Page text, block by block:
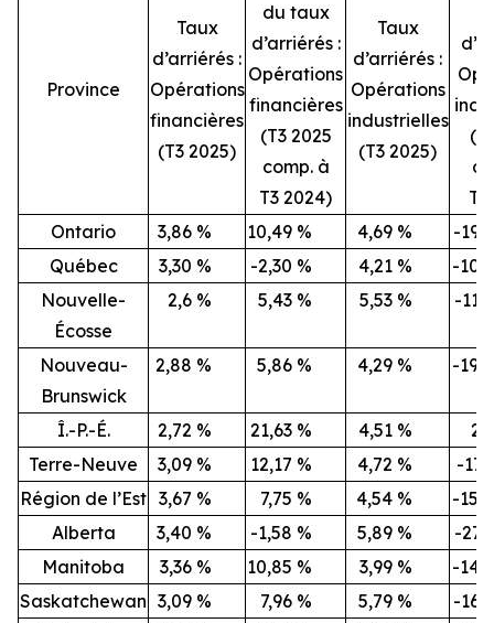
Province
Taux
d’arriérés :
Opérations
financières
(T3 2025)
du taux
d’arriérés :
Opérations
financières
(T3 2025
comp. à
T3 2024)
Taux
d’arriérés :
Opérations
industrielles
(T3 2025)
Ontario
3,86 % 10,49 % 4,69 %
-
Québec
3,30 % -2,30 % 4,21 %
-
Nouvelle-
Écosse
2,6 % 5,43 % 5,53 % -
Nouveau-
Brunswick
2,88 % 5,86 % 4,29 % -
Î.-P.-É. 2,72 % 21,63 % 4,51 %
Terre-Neuve
3,09 % 12,17 % 4,72 %
-
Région de l’Est 3,67 % 7,75 % 4,54 %
-
Alberta
3,40 % -1,58 % 5,89 %
-
Manitoba
3,36 % 10,85 % 3,99 %
-
Saskatchewan 3,09 % 7,96 % 5,79 %
-